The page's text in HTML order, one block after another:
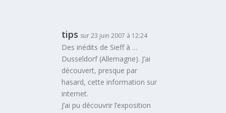
tips sur 23 juin 2007 à 12:24
Des inédits de Sieff à …
Dusseldorf (Allemagne). J’ai
découvert, presque par
hasard, cette information sur
internet.
J’ai pu découvrir l’exposition